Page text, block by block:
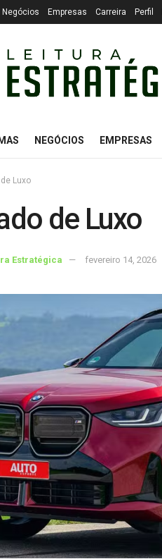
Negócios Empresas Carreira Perfil
NEGÓCIOS EMPRESAS
Luxo
de Luxo
Estratégica fevereiro 14, 2026